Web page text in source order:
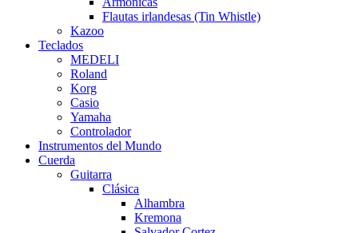
Flautas irlandesas (Tin Whistle)
Kazoo
Teclados
MEDELI
Roland
Korg
Casio
Yamaha
Controlador
Instrumentos del Mundo
Cuerda
Guitarra
Clásica
Alhambra
Kremona